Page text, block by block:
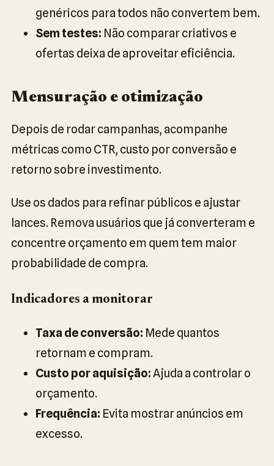
genéricos para todos não convertem bem.
Sem testes: Não comparar criativos e
ofertas deixa de aproveitar eficiência.
Mensuração e otimização
Depois de rodar campanhas, acompanhe
métricas como CTR, custo por conversão e
retorno sobre investimento.
Use os dados para refinar públicos e ajustar
lances. Remova usuários que já converteram e
concentre orçamento em quem tem maior
probabilidade de compra.
Indicadores a monitorar
Taxa de conversão: Mede quantos
retornam e compram.
Custo por aquisição:Ajuda a controlar o
orçamento.
Frequência: Evita mostrar anúncios em
excesso.